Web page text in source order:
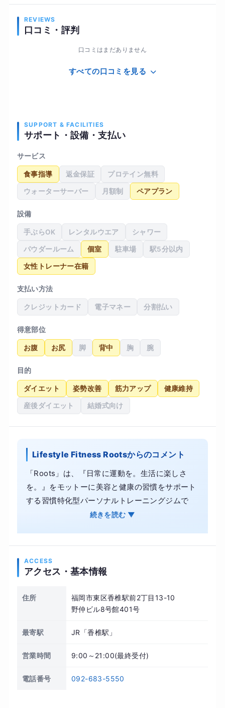
REVIEWS
口コミ・評判
口コミはまだありません
すべての口コミを見る
SUPPORT & FACILITIES
サポート・設備・支払い
サービス
食事指導 返金保証 プロテイン無料
ウォーターサーバー 月額制 ペアプラン
設備
手ぶらOK レンタルウエア シャワー
パウダールーム 個室 駐車場 駅5分以内
女性トレーナー在籍
支払い方法
クレジットカード 電子マネー 分割払い
得意部位
お腹 お尻 脚 背中 胸 腕
目的
ダイエット 姿勢改善 筋力アップ 健康維持
産後ダイエット 結婚式向け
Lifestyle Fitness Rootsからのコメント
「Roots」は、『日常に運動を。生活に楽しさ
を。』をモットーに美容と健康の習慣をサポート
する習慣特化型パーソナルトレーニングジムで
す！3食しっかり食べて好きな服が着られるスタ
ィスをご提供しております。 当ジムは極端な食事
た、オーダーメイドの指導を行っています！ トレ
ーニング及びピラティス指導の有資格を持つトレ
一生懸命サポートさせて頂きます。一人ひとりと
じっくりと向き合えるプライベート空間で、一緒
続きを読む ▼
ACCESS
アクセス・基本情報
住所
福岡市東区香椎駅前2丁目13-10
野仲ビル8号館401号
最寄駅 JR「香椎駅」
営業時間 9:00～21:00(最終受付)
電話番号 092-683-5550